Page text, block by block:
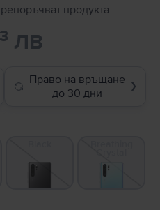
продукта
ЛВ
Право на връщане
до 30 дни
❯